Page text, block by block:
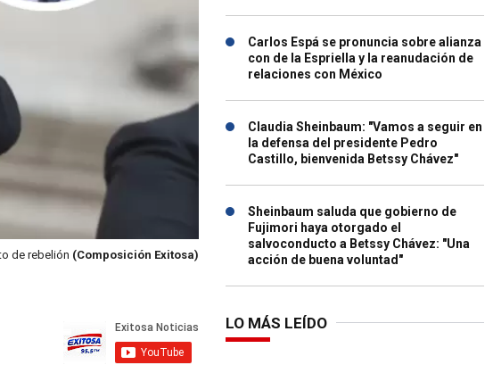
de rebelión (Composición Exitosa)
Carlos Espá se pronuncia sobre alianza
con de la Espriella y la reanudación de
relaciones con México
Claudia Sheinbaum: "Vamos a seguir en
la defensa del presidente Pedro
Castillo, bienvenida Betssy Chávez"
Sheinbaum saluda que gobierno de
Fujimori haya otorgado el
salvoconducto a Betssy Chávez: "Una
acción de buena voluntad"
LO MÁS LEÍDO